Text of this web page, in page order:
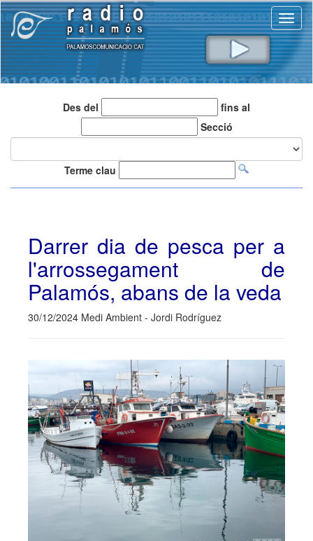
Des del
fins al
Secció
Terme clau
Darrer dia de pesca per a
l'arrossegament de
Palamós, abans de la veda
30/12/2024 Medi Ambient - Jordi Rodríguez